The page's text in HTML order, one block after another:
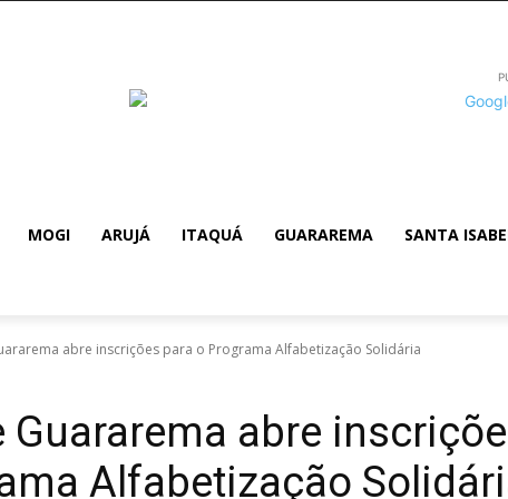
MOGI ARUJÁ ITAQUÁ GUARAREMA SANTA
abre inscrições para o Programa Alfabetização Solidária
Guararema abre
Alfabetização